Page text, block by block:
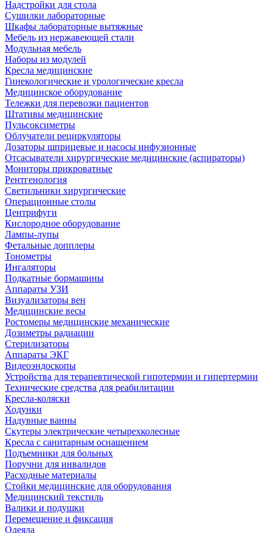
Надстройки для стола
Сушилки лабораторные
Шкафы лабораторные вытяжные
Мебель из нержавеющей стали
Модульная мебель
Наборы из модулей
Кресла медицинские
Гинекологические и урологические кресла
Медицинское оборудование
Тележки для перевозки пациентов
Штативы медицинские
Пульсоксиметры
Облучатели рециркуляторы
Дозаторы шприцевые и насосы инфузионные
Отсасыватели хирургические медицинские (аспираторы)
Мониторы прикроватные
Рентгенология
Светильники хирургические
Операционные столы
Центрифуги
Кислородное оборудование
Лампы-лупы
Фетальные допплеры
Тонометры
Ингаляторы
Подкатные бормашины
Аппараты УЗИ
Визуализаторы вен
Медицинские весы
Ростомеры медицинские механические
Дозиметры радиации
Стерилизаторы
Аппараты ЭКГ
Видеоэндоскопы
Устройства для терапевтической гипотермии и гипертермии
Технические средства для реабилитации
Кресла-коляски
Ходунки
Надувные ванны
Скутеры электрические четырехколесные
Кресла с санитарным оснащением
Подъемники для больных
Поручни для инвалидов
Расходные материалы
Стойки медицинские для оборудования
Медицинский текстиль
Валики и подушки
Перемещение и фиксация
Одеяла